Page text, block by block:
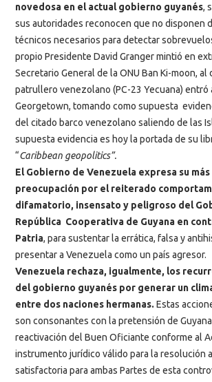
novedosa en el actual gobierno guyanés,
sus autoridades reconocen que no disponen
técnicos necesarios para detectar
propio Presidente David Granger mintió en
Secretario General de la ONU Ban Ki-moon, al
patrullero venezolano (PC-23 Yecuana) entró
Georgetown, tomando como supuesta
del citado barco venezolano saliendo de las
supuesta evidencia es hoy la portada de su
“Caribbean geopolitics”.
El Gobierno de Venezuela expresa su
preocupación por el reiterado
difamatorio, insensato y peligroso del
República Cooperativa de Guyana en
Patria, para sustentar la errática, falsa y
presentar a Venezuela como un país agresor.
Venezuela rechaza, igualmente, los
del gobierno guyanés por generar un
entre dos naciones hermanas. Estas
son consonantes con la pretensión de
reactivación del Buen Oficiante conforme al
instrumento jurídico válido para la resolución
satisfactoria para ambas Partes de esta